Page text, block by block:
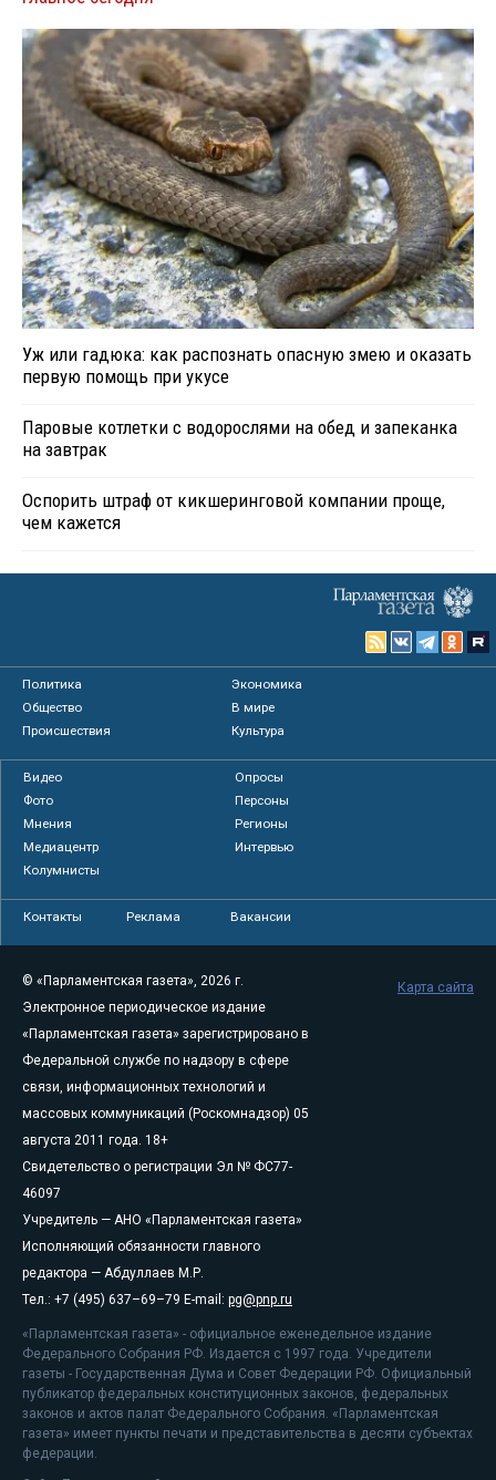
Уж или гадюка: как распознать опасную змею и оказать
первую помощь при укусе
Паровые котлетки с водорослями на обед и запеканка
на завтрак
Оспорить штраф от кикшеринговой компании проще,
чем кажется
Политика
Экономика
Общество
В мире
Происшествия
Культура
Видео
Опросы
Фото
Персоны
Мнения
Регионы
Медиацентр
Интервью
Колумнисты
Контакты Реклама Вакансии
© «Парламентская газета», 2026 г.
Электронное периодическое издание
«Парламентская газета» зарегистрировано в
Федеральной службе по надзору в сфере
связи, информационных технологий и
массовых коммуникаций (Роскомнадзор) 05
августа 2011 года. 18+
Свидетельство о регистрации Эл № ФС77-
46097
Учредитель — АНО «Парламентская газета»
Исполняющий обязанности главного
редактора — Абдуллаев М.Р.
Тел.: +7 (495) 637–69–79 E-mail: pg@pnp.ru
«Парламентская газета» - официальное еженедельное издание
Федерального Собрания РФ. Издается с 1997 года. Учредители
газеты - Государственная Дума и Совет Федерации РФ. Официальный
публикатор федеральных конституционных законов, федеральных
законов и актов палат Федерального Собрания. «Парламентская
газета» имеет пункты печати и представительства в десяти субъектах
федерации.
Карта сайта